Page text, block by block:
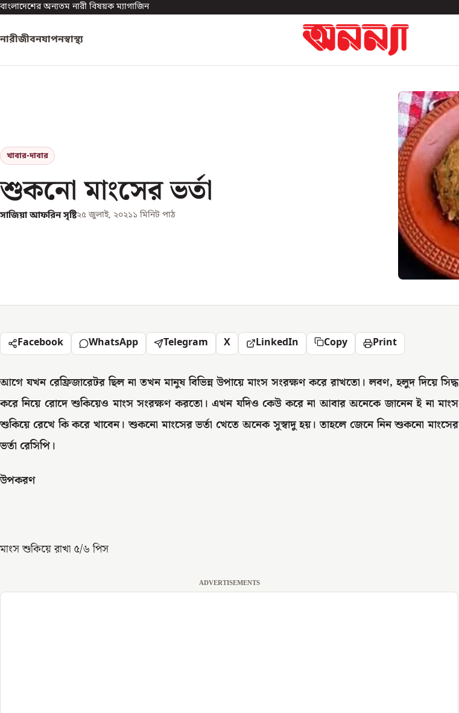
বাংলাদেশের অন্যতম নারী বিষয়ক ম্যাগাজিন
নারীজীবনযাপনস্বাস্থ্য
খাবার-দাবার
শুকনো মাংসের ভর্তা
সাজিয়া আফরিন সৃষ্টি২৫ জুলাই, ২০২১১ মিনিট পাঠ
Facebook WhatsApp Telegram X LinkedIn Copy Print
আগে যখন রেফ্রিজারেটর ছিল না তখন মানুষ বিভিন্ন উপায়ে মাংস সংরক্ষণ করে রাখতো। লবণ, হলুদ দিয়ে সিদ্ধ
করে নিয়ে রোদে শুকিয়েও মাংস সংরক্ষণ করতো। এখন যদিও কেউ করে না আবার অনেকে জানেন ই না মাংস
শুকিয়ে রেখে কি করে খাবেন। শুকনো মাংসের ভর্তা খেতে অনেক সুস্বাদু হয়। তাহলে জেনে নিন শুকনো মাংসের
ভর্তা রেসিপি।
উপকরণ
মাংস শুকিয়ে রাখা ৫/৬ পিস
ADVERTISEMENTS